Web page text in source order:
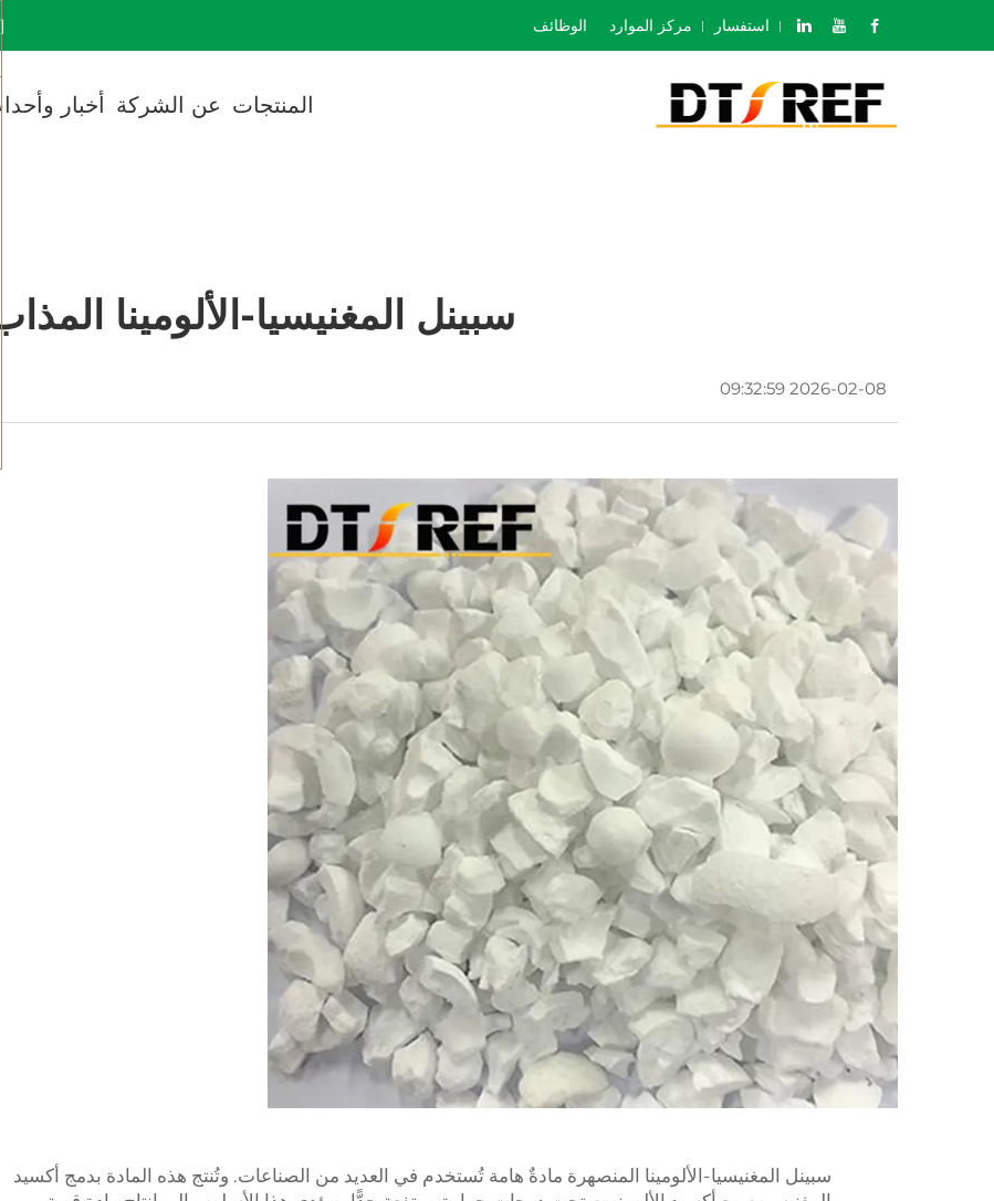
[email protected] استفسار مركز الموارد الوظائف
المنتجات عن الشركة أخبار
سبينل المغنيسيا-الألومينا
2026-02-08 09:32:59
سبينل المغنيسيا-الألومينا المنصهرة مادةٌ هامة تُستخدم في العديد من الصناعات. وتُنتج هذه المادة بدمج أكسيد